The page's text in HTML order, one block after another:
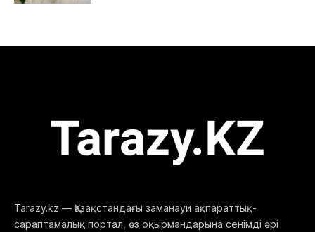
Tarazy.kz — Қазақстандағы заманауи ақпараттық-
сараптамалық портал, өз оқырмандарына сенімді әрі